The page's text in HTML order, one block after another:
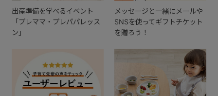
出産準備を学べるイベント
「プレママ・プレパパレッス
ン」
メッセージと一緒にメールや
SNSを使ってギフトチケット
を贈ろう！